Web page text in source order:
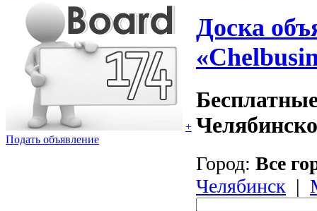
+
Подать объявление
Доска
Город: Все
Челябинск |